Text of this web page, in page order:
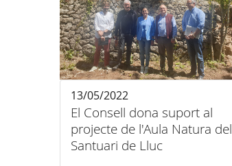
El Consell dona suport al
projecte de l'Aula Natura del
Santuari de Lluc
13/05/2022